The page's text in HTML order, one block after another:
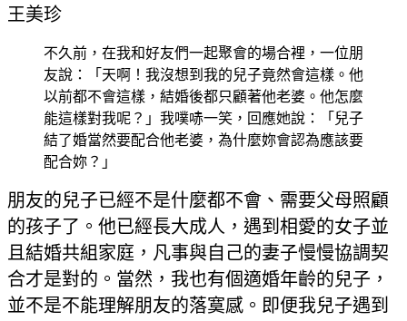
王美珍
不久前，在我和好友們一起聚會的場合裡，一位朋
友說：「天啊！我沒想到我的兒子竟然會這樣。他
以前都不會這樣，結婚後都只顧著他老婆。他怎麼
能這樣對我呢？」我噗哧一笑，回應她說：「兒子
結了婚當然要配合他老婆，為什麼妳會認為應該要
配合妳？」
朋友的兒子已經不是什麼都不會、需要父母照顧
的孩子了。他已經長大成人，遇到相愛的女子並
且結婚共組家庭，凡事與自己的妻子慢慢協調契
合才是對的。當然，我也有個適婚年齡的兒子，
並不是不能理解朋友的落寞感。即便我兒子遇到